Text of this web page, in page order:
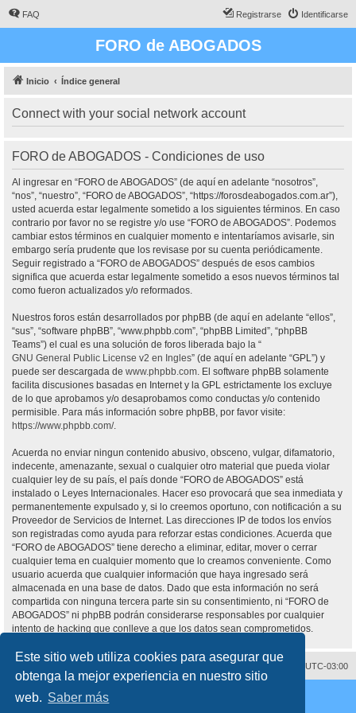
Este sitio web utiliza cookies para asegurar que
obtenga la mejor experiencia en nuestro sitio
web. Saber más
FAQ Identificarse
Registrarse
FORO de ABOGADOS
Inicio Índice general
Connect with your social network account
FORO de ABOGADOS - Condiciones de uso
Al ingresar en “FORO de ABOGADOS” (de aquí en adelante “nosotros”,
“nos”, “nuestro”, “FORO de ABOGADOS”, “https://forosdeabogados.com.ar”),
usted acuerda estar legalmente sometido a los siguientes términos. En caso
contrario por favor no se registre y/o use “FORO de ABOGADOS”. Podemos
cambiar estos términos en cualquier momento e intentaríamos avisarle, sin
embargo sería prudente que los revisase por su cuenta periódicamente.
Seguir registrado a “FORO de ABOGADOS” después de esos cambios
significa que acuerda estar legalmente sometido a esos nuevos términos tal
como fueron actualizados y/o reformados.
Nuestros foros están desarrollados por phpBB (de aquí en adelante “ellos”,
“sus”, “software phpBB”, “www.phpbb.com”, “phpBB Limited”, “phpBB
Teams”) el cual es una solución de foros liberada bajo la “
GNU General Public License v2 en Ingles” (de aquí en adelante “GPL”) y
puede ser descargada de www.phpbb.com. El software phpBB solamente
facilita discusiones basadas en Internet y la GPL estrictamente los excluye
de lo que aprobamos y/o desaprobamos como conductas y/o contenido
permisible. Para más información sobre phpBB, por favor visite:
https://www.phpbb.com/.
Acuerda no enviar ningun contenido abusivo, obsceno, vulgar, difamatorio,
indecente, amenazante, sexual o cualquier otro material que pueda violar
cualquier ley de su país, el país donde “FORO de ABOGADOS” está
instalado o Leyes Internacionales. Hacer eso provocará que sea inmediata y
permanentemente expulsado y, si lo creemos oportuno, con notificación a su
Proveedor de Servicios de Internet. Las direcciones IP de todos los envíos
son registradas como ayuda para reforzar estas condiciones. Acuerda que
“FORO de ABOGADOS” tiene derecho a eliminar, editar, mover o cerrar
cualquier tema en cualquier momento que lo creamos conveniente. Como
usuario acuerda que cualquier información que haya ingresado será
almacenada en una base de datos. Dado que esta información no será
compartida con ninguna tercera parte sin su consentimiento, ni “FORO de
ABOGADOS” ni phpBB podrán considerarse responsables por cualquier
intento de hacking que conlleve a que los datos sean comprometidos.
Todos los horarios son UTC-03:00
Borrar cookies
Desarrollado por
® Forum Software © phpBB Limited
Traducción al español porphpBB España